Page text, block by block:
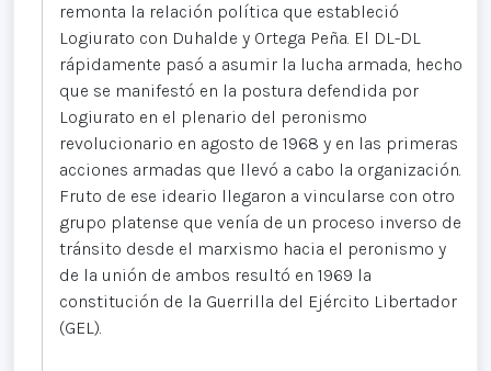
remonta la relación política que estableció
Logiurato con Duhalde y Ortega Peña. El DL-DL
rápidamente pasó a asumir la lucha armada, hecho
que se manifestó en la postura defendida por
Logiurato en el plenario del peronismo
revolucionario en agosto de 1968 y en las primeras
acciones armadas que llevó a cabo la organización.
Fruto de ese ideario llegaron a vincularse con otro
grupo platense que venía de un proceso inverso de
tránsito desde el marxismo hacia el peronismo y
de la unión de ambos resultó en 1969 la
constitución de la Guerrilla del Ejército Libertador
(GEL).